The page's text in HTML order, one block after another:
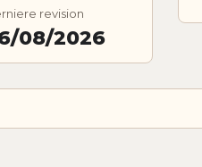
revision
08/2026